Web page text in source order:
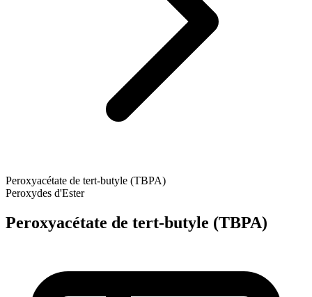
Peroxyacétate de tert-butyle (TBPA)
Peroxydes d'Ester
Peroxyacétate de tert-butyle (TBPA)